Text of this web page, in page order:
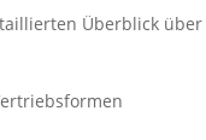
Überblick